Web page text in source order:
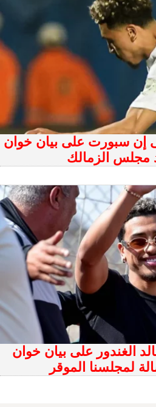
إن سبورت على بيان خوان
مجلس الزمالك
الغندور على بيان خوان
لمجلسنا الموقر